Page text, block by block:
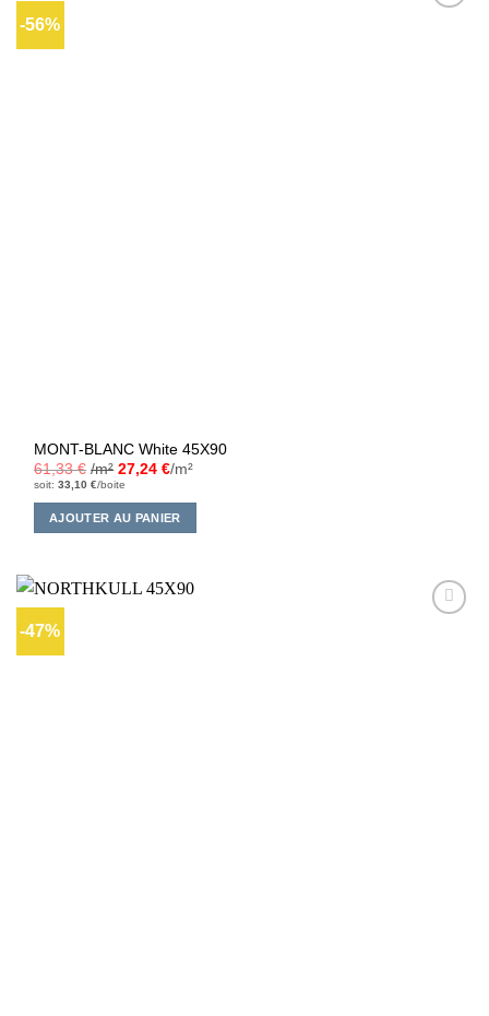
-56%
MONT-BLANC White 45X90
61,33€ /m² 27,24€/m²
soit:33,10€/boite
AJOUTER AU PANIER
-47%